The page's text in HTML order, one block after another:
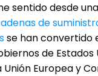
sentido desde
de
se han convertido
de Estados
Europea y